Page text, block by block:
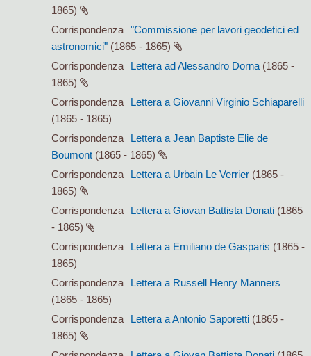
1865)
Corrispondenza
"Commissione per lavori geodetici ed
astronomici" (1865 - 1865)
Corrispondenza
Lettera ad Alessandro Dorna (1865 -
1865)
Corrispondenza
Lettera a Giovanni Virginio Schiaparelli
(1865 - 1865)
Corrispondenza
Lettera a Jean Baptiste Elie de
Boumont (1865 - 1865)
Corrispondenza
Lettera a Urbain Le Verrier (1865 -
1865)
Corrispondenza
Lettera a Giovan Battista Donati (1865
- 1865)
Corrispondenza
Lettera a Emiliano de Gasparis (1865 -
1865)
Corrispondenza
Lettera a Russell Henry Manners
(1865 - 1865)
Corrispondenza
Lettera a Antonio Saporetti (1865 -
1865)